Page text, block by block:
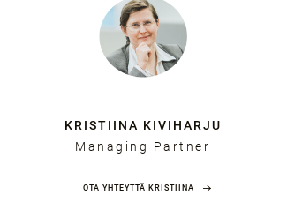
KRISTIINA KIVIHARJU
Managing Partner
OTA YHTEYTTÄ KRISTIINA